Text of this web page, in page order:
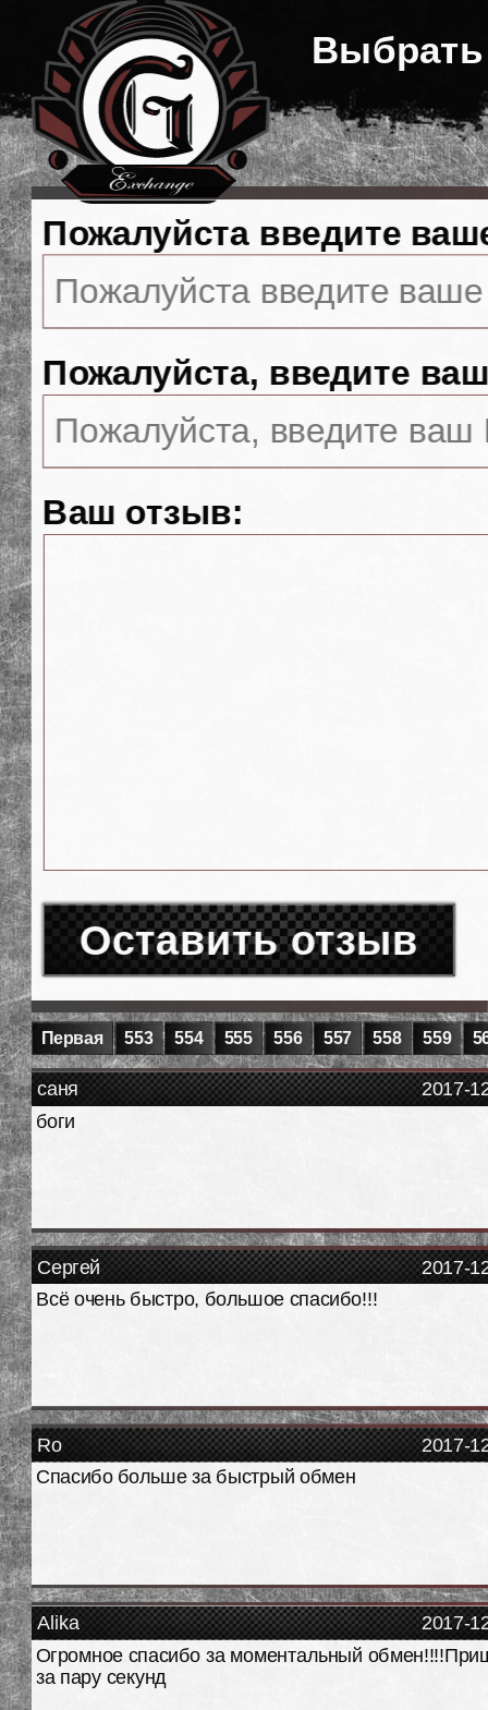
Пожалуйста введите
Пожалуйста, введите
Ваш отзыв:
Оставить отзыв
Первая 553 554 555 556 557 558 559
2017-
саня
боги
2017-
Сергей
Всё очень быстро, большое спасибо!!!
2017-
Ro
Спасибо больше за быстрый обмен
2017-
Alika
Огромное спасибо за моментальный
за пару секунд